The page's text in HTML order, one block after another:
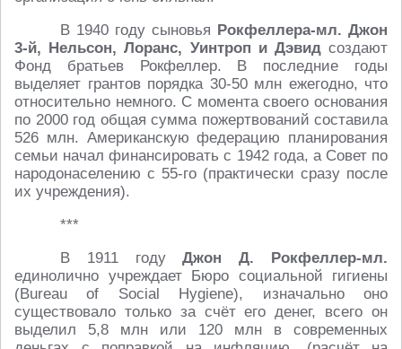
В 1940 году сыновья Рокфеллера-мл. Джон
3-й, Нельсон, Лоранс, Уинтроп и Дэвидсоздают
Фонд братьев Рокфеллер. В последние годы
выделяет грантов порядка 30-50 млн ежегодно, что
относительно немного. С момента своего основания
по 2000 год общая сумма пожертвований составила
526 млн. Американскую федерацию планирования
семьи начал финансировать с 1942 года, а Совет по
народонаселению с 55-го (практически сразу после
их учреждения).
***
В 1911 годуДжон Д. Рокфеллер-мл.
единолично учреждает Бюро социальной гигиены
(Bureau of Social Hygiene), изначально оно
существовало только за счёт его денег, всего он
выделил 5,8 млн или 120 млн в современных